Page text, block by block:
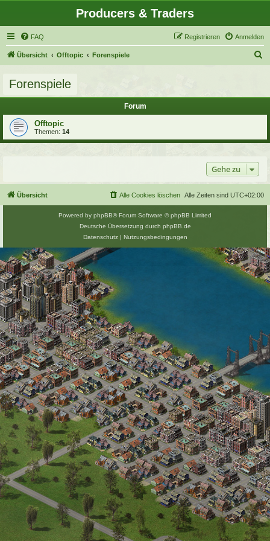
Producers & Traders
FAQ Anmelden
Registrieren
Übersicht Offtopic Forenspiele
h
Forenspiele
Forum
Offtopic
Themen: 14
Gehe zu
Übersicht Alle Zeiten sind UTC+02:00
Alle Cookies löschen
Powered by phpBB® Forum Software © phpBB Limited
Deutsche Übersetzung durch phpBB.de
Datenschutz| Nutzungsbedingungen